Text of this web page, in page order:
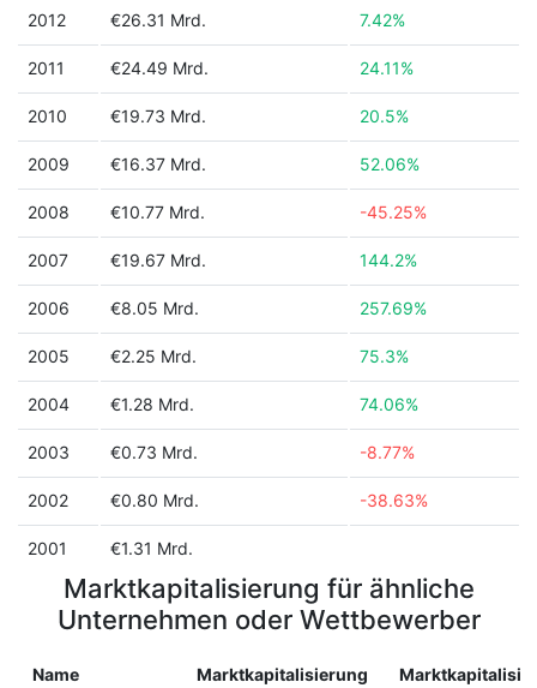
2012 €26.31 Mrd. 7.42%
2011 €24.49 Mrd. 24.11%
2010 €19.73 Mrd. 20.5%
2009 €16.37 Mrd. 52.06%
2008 €10.77 Mrd. -45.25%
2007 €19.67 Mrd. 144.2%
2006 €8.05 Mrd. 257.69%
2005 €2.25 Mrd. 75.3%
2004 €1.28 Mrd. 74.06%
2003 €0.73 Mrd. -8.77%
2002 €0.80 Mrd. -38.63%
2001 €1.31 Mrd.
Marktkapitalisierung für ähnliche
Unternehmen oder Wettbewerber
Name Marktkapitalisierung